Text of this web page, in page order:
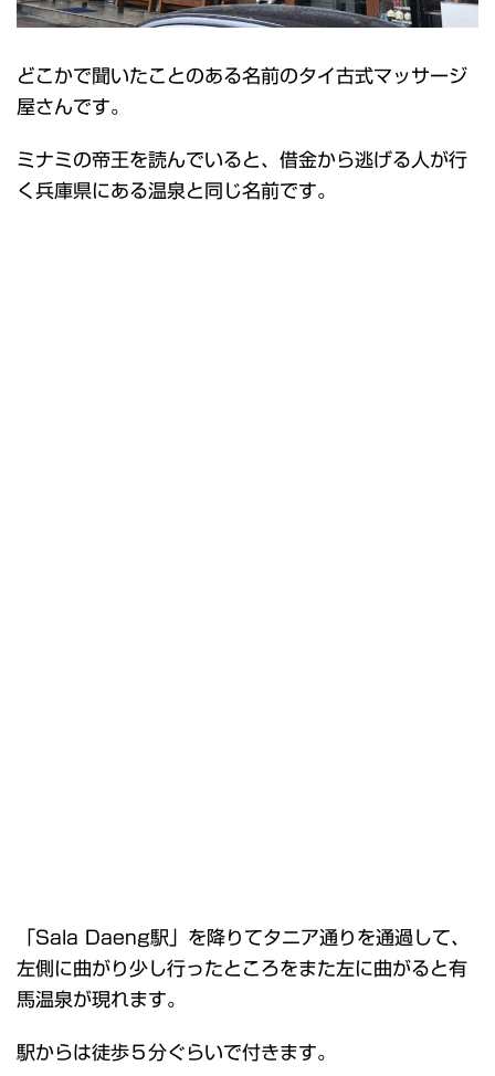
どこかで聞いたことのある名前のタイ古式マッサージ
屋さんです。
ミナミの帝王を読んでいると、借金から逃げる人が行
く兵庫県にある温泉と同じ名前です。
「Sala Daeng駅」を降りてタニア通りを通過して、
左側に曲がり少し行ったところをまた左に曲がると有
馬温泉が現れます。
駅からは徒歩５分ぐらいで付きます。